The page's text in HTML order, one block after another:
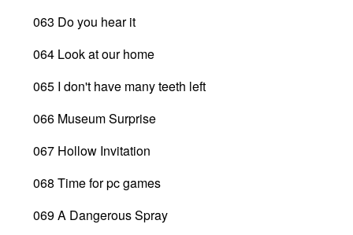
063 Do you hear it
064 Look at our home
065 I don't have many teeth left
066 Museum Surprise
067 Hollow Invitation
068 Time for pc games
069 A Dangerous Spray